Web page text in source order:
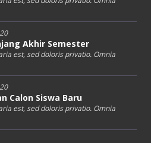
Akhir Semester
est, sed doloris privatio. Omnia
Calon Siswa Baru
est, sed doloris privatio. Omnia